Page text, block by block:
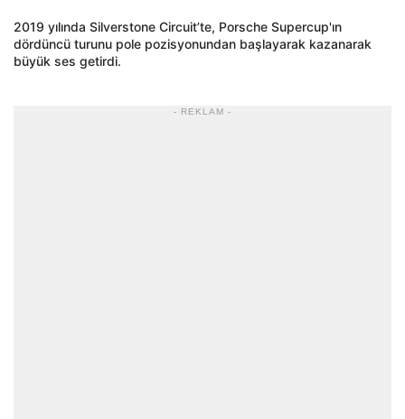
2019 yılında Silverstone Circuit’te, Porsche Supercup'ın
dördüncü turunu pole pozisyonundan başlayarak kazanarak
büyük ses getirdi.
- REKLAM -